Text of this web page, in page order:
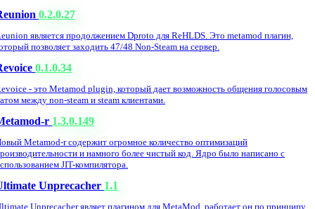
0.2.0.27
является продолжением Dproto для ReHLDS. Это metamod плагин,
позволяет заходить 47/48 Non-Steam на сервер.
0.1.0.34
- это Metamod plugin, который дает возможность общения голосовым
между non-steam и steam клиентами.
r 1.3.0.149
Metamod-r содержит огромное количество оптимизаций
и намного более чистый код. Ядро было написано с
JIT-компилятора.
Unprecacher 1.1
Unprecacher являет плагином для MetaMod, работает он по принципу